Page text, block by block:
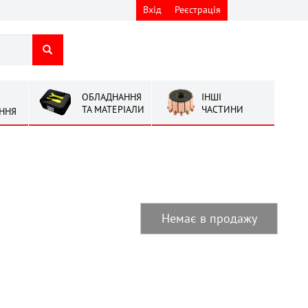
Вхід Реєстрація
ОБЛАДНАННЯ
ТА МАТЕРІАЛИ
ІНШІ
ЧАСТИНИ
Немає в продажу